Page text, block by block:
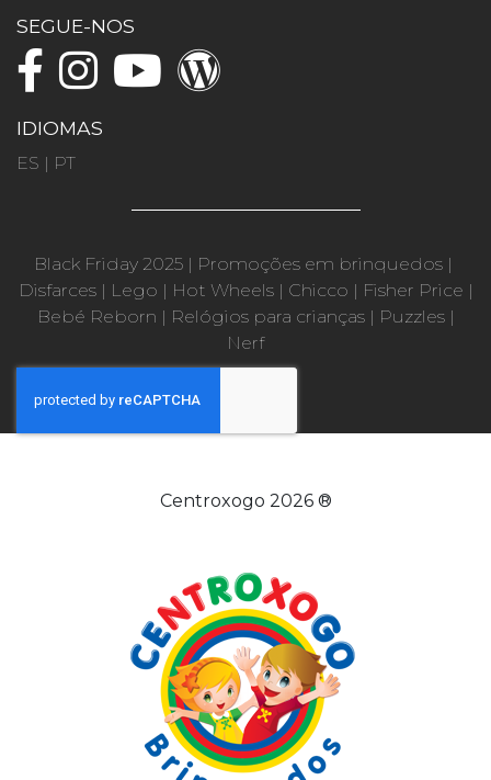
SEGUE-NOS
IDIOMAS
ES | PT
Black Friday 2025 | Promoções em brinquedos |
Disfarces| Lego | Hot Wheels| Chicco | Fisher Price |
Bebé Reborn | Relógios para crianças| Puzzles|
Nerf
Centroxogo 2026 ®